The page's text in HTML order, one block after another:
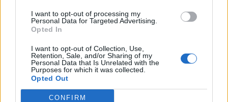
I want to opt-out of processing my
Personal Data for Targeted Advertising.
Opted In
I want to opt-out of Collection, Use,
Retention, Sale, and/or Sharing of my
Personal Data that Is Unrelated with the
Purposes for which it was collected.
Opted Out
CONFIRM
certame internacional de Valência